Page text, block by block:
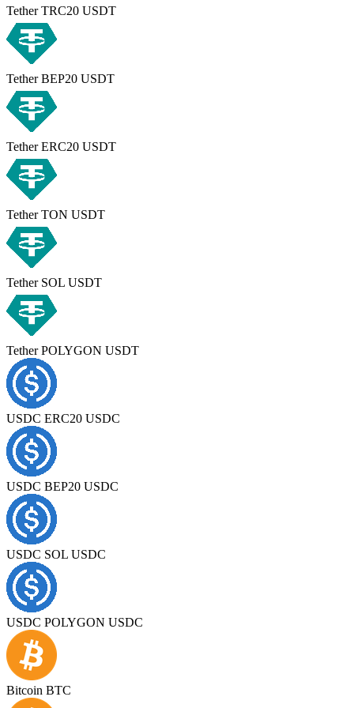
Tether TRC20 USDT
Tether BEP20 USDT
Tether ERC20 USDT
Tether TON USDT
Tether SOL USDT
Tether POLYGON USDT
USDC ERC20 USDC
USDC BEP20 USDC
USDC SOL USDC
USDC POLYGON USDC
Bitcoin BTC